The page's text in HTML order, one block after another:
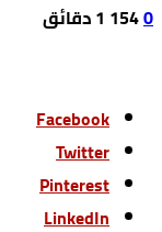
0
154 1 ‫دقائق‬
Facebook
Twitter
Pinterest
LinkedIn